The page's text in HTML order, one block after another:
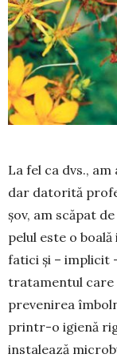
La fel ca dvs.,
dar datorită
șov, am scăpat
pelul este o
fa­tici și – implicit
tra­tamentul care
pre­venirea
printr-o igie­nă
instalează